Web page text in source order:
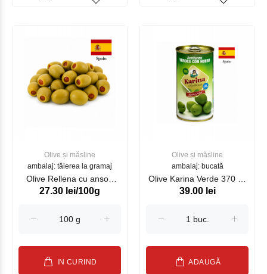
Olive și măsline
ambalaj: tăierea la gramaj
Olive Rellena cu ansoa
Karina, kg
27.30 lei/100g
IN CURIND
Olive și măsline
ambalaj: bucată
Olive Karina Verde 370 ml
(20241145201)
39.00 lei
ADAUGĂ